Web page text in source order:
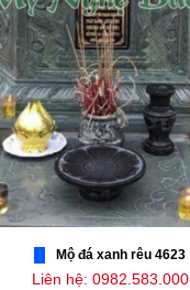
Mộ đá xanh rêu 4623
Liên hệ: 0982.583.000